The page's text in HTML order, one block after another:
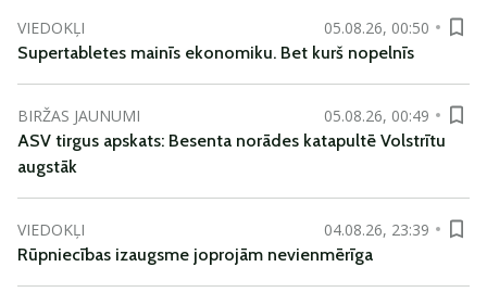
VIEDOKĻI
05.08.26, 00:50
Supertabletes mainīs ekonomiku. Bet kurš nopelnīs
BIRŽAS JAUNUMI
05.08.26, 00:49
ASV tirgus apskats: Besenta norādes katapultē Volstrītu
augstāk
VIEDOKĻI
04.08.26, 23:39
Rūpniecības izaugsme joprojām nevienmērīga